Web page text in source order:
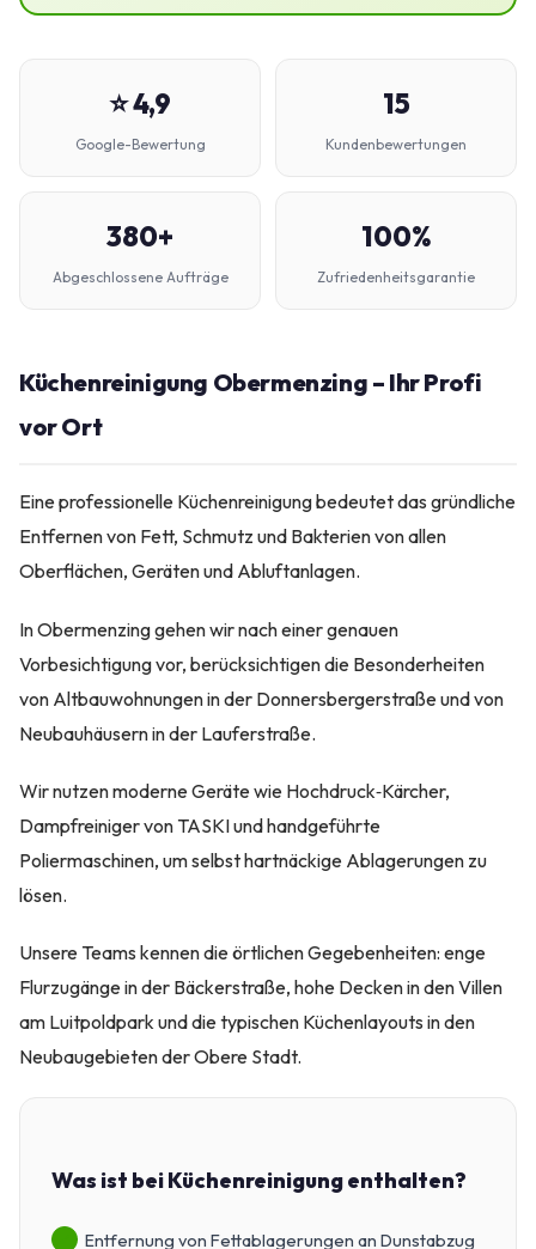
⭐ 4,9
Google-Bewertung
15
Kundenbewertungen
380+
Abgeschlossene Aufträge
100%
Zufriedenheitsgarantie
Küchenreinigung Obermenzing – Ihr Profi
vor Ort
Eine professionelle Küchenreinigung bedeutet das gründliche
Entfernen von Fett, Schmutz und Bakterien von allen
Oberflächen, Geräten und Abluftanlagen.
In Obermenzing gehen wir nach einer genauen
Vorbesichtigung vor, berücksichtigen die Besonderheiten
von Altbauwohnungen in der Donnersbergerstraße und von
Neubauhäusern in der Lauferstraße.
Wir nutzen moderne Geräte wie Hochdruck‑Kärcher,
Dampfreiniger von TASKI und handgeführte
Poliermaschinen, um selbst hartnäckige Ablagerungen zu
lösen.
Unsere Teams kennen die örtlichen Gegebenheiten: enge
Flurzugänge in der Bäckerstraße, hohe Decken in den Villen
am Luitpoldpark und die typischen Küchenlayouts in den
Neubaugebieten der Obere Stadt.
Was ist bei Küchenreinigung enthalten?
Entfernung von Fettablagerungen an Dunstabzug